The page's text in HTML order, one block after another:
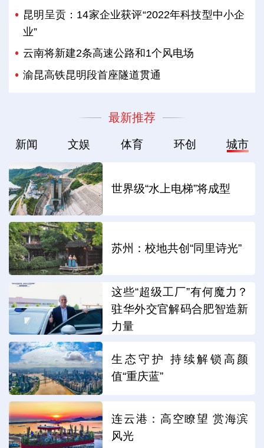
昆明呈贡：14家企业获评“2022年科技型中小企
业”
云南将新建2条高速公路和1个风电场
渝昆高铁昆明段首座隧道贯通
最新推荐
新闻 文娱 体育 环创 城市
世界级“水上电梯”将成型
苏州：校地共创“同里诗光”
这些“超级工厂”有何魔力？
驻华外交官解码合肥智造新
力量
生态守护 持续解锁高颜
值“重庆蓝”
连云港：高空瞭望 赏海滨
风光